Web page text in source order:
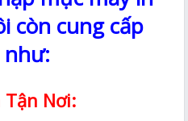
còn cung cấp
như:
Nơi: